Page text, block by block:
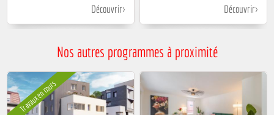
Découvrir Découvrir
Nos autres programmes à proximité
Travaux en cours